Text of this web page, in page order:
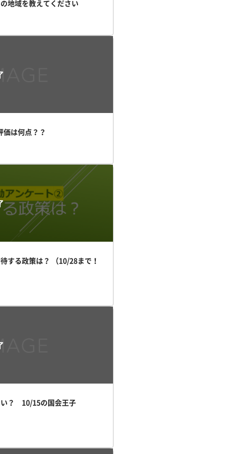
地域を教えてください
は何点？？
する政策は？ （10/28まで！
い？ 10/15の国会王子